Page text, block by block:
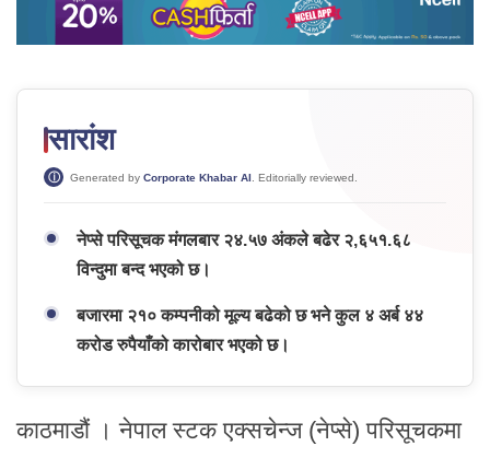
सारांश
Generated by Corporate Khabar AI . Editorially reviewed.
नेप्से परिसूचक मंगलबार २४.५७ अंकले बढेर २,६५१.६८
विन्दुमा बन्द भएको छ।
बजारमा २१० कम्पनीको मूल्य बढेको छ भने कुल ४ अर्ब ४४
करोड रुपैयाँको कारोबार भएको छ।
काठमाडौं । नेपाल स्टक एक्सचेन्ज (नेप्से) परिसूचकमा